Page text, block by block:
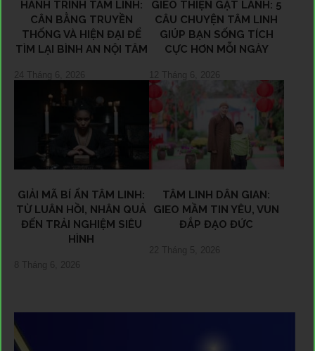
HÀNH TRÌNH TÂM LINH:
CÂN BẰNG TRUYỀN
THỐNG VÀ HIỆN ĐẠI ĐỂ
TÌM LẠI BÌNH AN NỘI TÂM
24 Tháng 6, 2026
GIEO THIỆN GẶT LÀNH: 5
CÂU CHUYỆN TÂM LINH
GIÚP BẠN SỐNG TÍCH
CỰC HƠN MỖI NGÀY
12 Tháng 6, 2026
GIẢI MÃ BÍ ẨN TÂM LINH:
TỪ LUÂN HỒI, NHÂN QUẢ
ĐẾN TRẢI NGHIỆM SIÊU
HÌNH
8 Tháng 6, 2026
TÂM LINH DÂN GIAN:
GIEO MẦM TIN YÊU, VUN
ĐẮP ĐẠO ĐỨC
22 Tháng 5, 2026